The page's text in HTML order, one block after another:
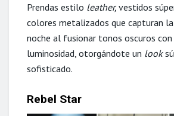
Prendas estilo leather, vestidos
colores metalizados que capturan
noche al fusionar tonos oscuros
luminosidad, otorgándote un look
sofisticado.
Rebel Star